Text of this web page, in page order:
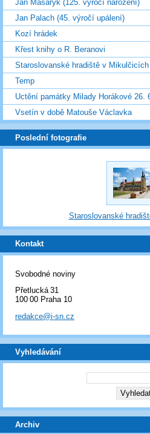
Jan Masaryk (125. výročí narození)
Jan Palach (45. výročí upálení)
Kozí hrádek
Křest knihy o R. Beranovi
Staroslovanské hradiště v Mikulčicích
Temp
Uctění památky Milady Horákové 26.
Vsetín v době Matouše Václavka
Poslední fotografie
Staroslovanské
Kontakt
Svobodné noviny
Přetlucká 31
100 00 Praha 10
redakce@i-sn.cz
Vyhledávání
Archiv